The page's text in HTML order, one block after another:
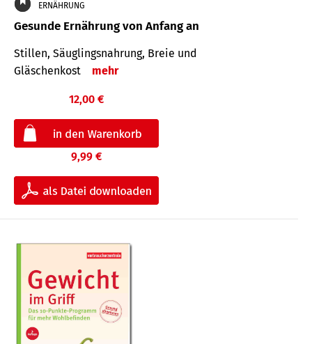
ERNÄHRUNG
Gesunde Ernährung von Anfang an
Stillen, Säuglingsnahrung, Breie und
Gläschenkost
mehr
12,00 €
9,99 €